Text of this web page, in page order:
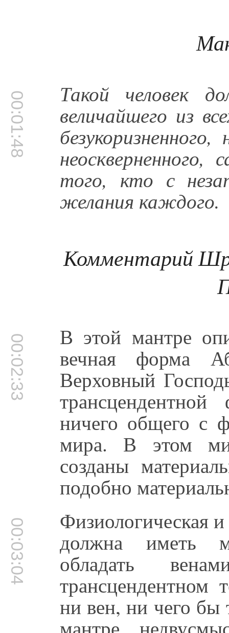
00:01:48 Такой человек
величайшего из
того, кто с
желания каждого.
Комментарий
00:02:33 В этой мантре
вечная форма
Верховный
ничего общего с
мира. В этом
созданы
подобно
00:03:04 Физиологическая и
должна иметь
обладать
трансцендентном
ни вен, ни чего
мантре